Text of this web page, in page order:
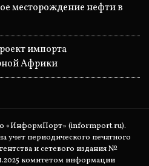
месторождение нефти в
импорта
Африки
«ИнформПорт» (informport.ru).
учет периодического печатного
и сетевого издания №
комитетом информации